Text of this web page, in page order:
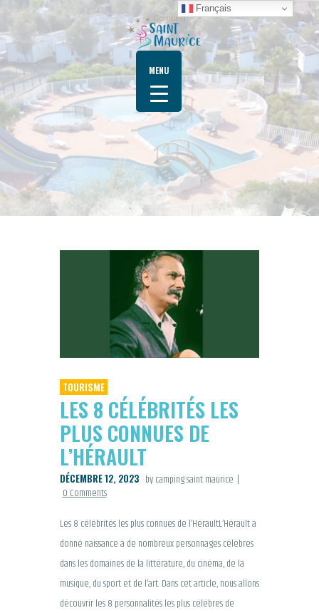
MENU
ACCUEIL
MOBIL HOME
ACTIVITÉS
NOS SERVICES
TOURISME
CONTACT
TOURISME
LES 8 CÉLÉBRITÉS LES
PLUS CONNUES DE
L’HÉRAULT
DÉCEMBRE 12, 2023 by camping saint maurice
0Comments
Les 8 célébrités les plus connues de l’HéraultL’Hérault a
donné naissance à de nombreux personnages célèbres
dans les domaines de la littérature, du cinéma, de la
musique, du sport et de l’art. Dans cet article, nous allons
découvrir les 8 personnalités les plus célèbres de
Français